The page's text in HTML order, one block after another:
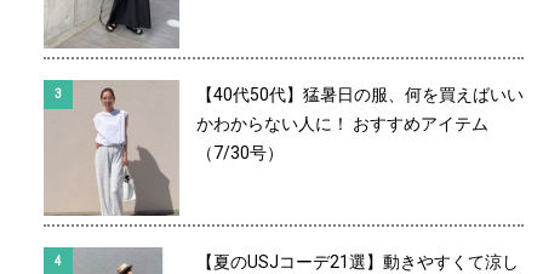
【40代50代】猛暑日の服、何を買えばいい
かわからない人に！ おすすめアイテム
（7/30号）
【夏のUSJコーデ21選】動きやすくて涼し